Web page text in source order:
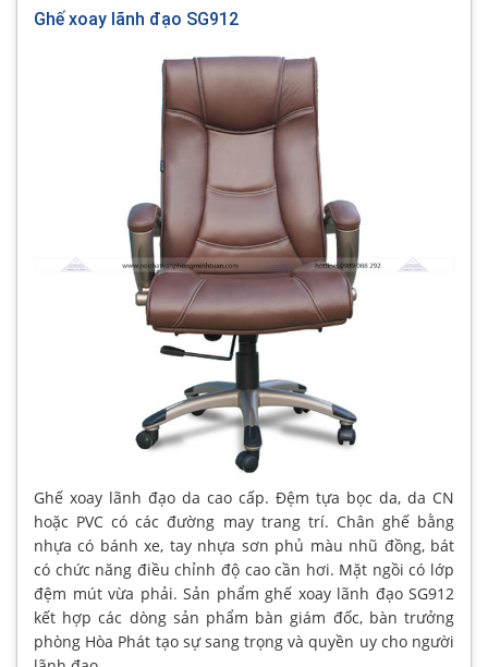
Ghế xoay lãnh đạo SG912
Ghế xoay lãnh đạo da cao cấp. Đệm tựa bọc da, da CN
hoặc PVC có các đường may trang trí. Chân ghế bằng
nhựa có bánh xe, tay nhựa sơn phủ màu nhũ đồng, bát
có chức năng điều chỉnh độ cao cần hơi. Mặt ngồi có lớp
đệm mút vừa phải. Sản phẩm ghế xoay lãnh đạo SG912
kết hợp các dòng sản phẩm bàn giám đốc, bàn trưởng
phòng Hòa Phát tạo sự sang trọng và quyền uy cho người